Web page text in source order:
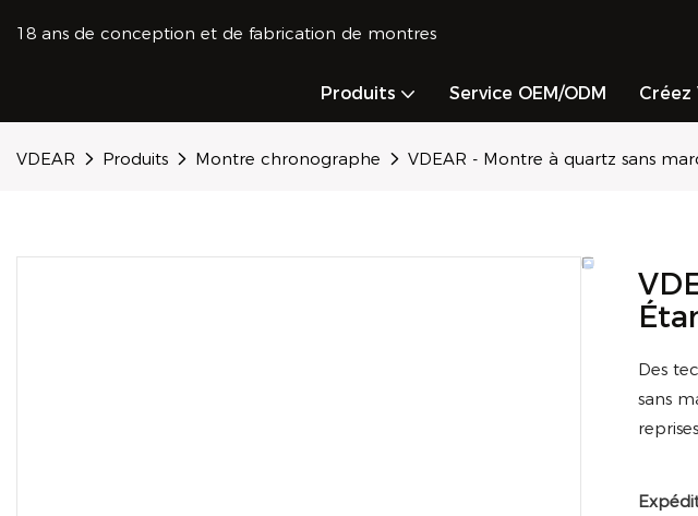
18 ans de conception et de fabrication de montres
Produits Service OEM/ODM Créez
VDEAR Produits Montre chronographe VDEAR - Montre à quartz sans
Des
sans